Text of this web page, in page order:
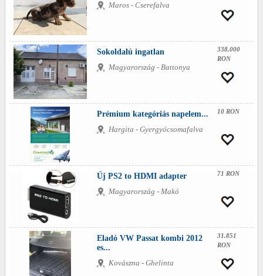
Maros - Cserefalva
Sokoldalú ingatlan
Magyarország - Battonya
338.000
RON
Prémium kategóriás napelem...
Hargita - Gyergyócsomafalva
10 RON
Új PS2 to HDMI adapter
Magyarország - Makó
71 RON
Eladó VW Passat kombi 2012
es...
Kovászna - Ghelinta
31.851
RON